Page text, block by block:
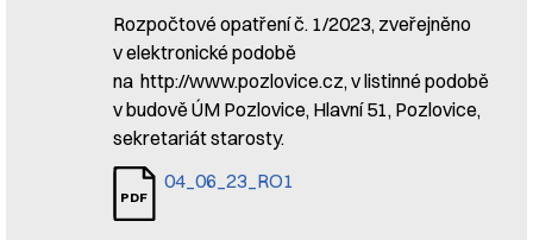
Rozpočtové opatření č. 1/2023, zveřejněno
v elektronické podobě
na http://www.pozlovice.cz, v listinné podobě
v budově ÚM Pozlovice, Hlavní 51, Pozlovice,
sekretariát starosty.
04_06_23_RO1